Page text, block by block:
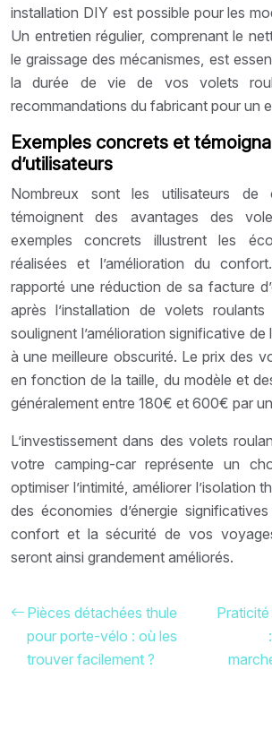
installation DIY est possible pour les
Un entretien régulier, comprenant le
le graissage des mécanismes, est
la durée de vie de vos volets
recommandations du fabricant pour un
Exemples concrets et
d’utilisateurs
Nombreux sont les utilisateurs de
témoignent des avantages des
exemples concrets illustrent les
réalisées et l’amélioration du
rapporté une réduction de sa facture
après l’installation de volets roulants
soulignent l’amélioration significative de
à une meilleure obscurité. Le prix des
en fonction de la taille, du modèle et
généralement entre 180€ et 600€ par
L’investissement dans des volets
votre camping-car représente un
optimiser l’intimité, améliorer l’isolation
des économies d’énergie
confort et la sécurité de vos
seront ainsi grandement améliorés.
Pièces détachées thule
pour porte-vélo : où les
trouver facilement ?